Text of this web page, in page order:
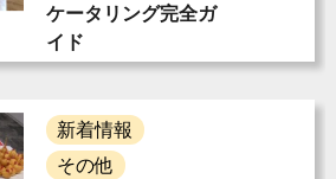
ケータリング完全ガ
イド
新着情報
その他